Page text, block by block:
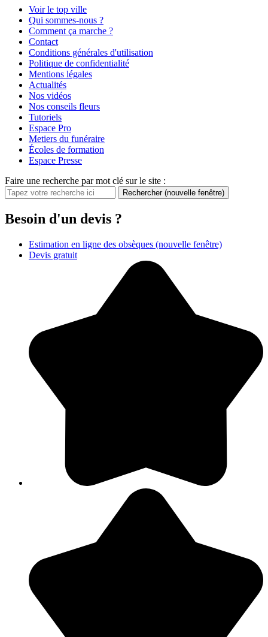
Voir le top ville
Qui sommes-nous ?
Comment ça marche ?
Contact
Conditions générales d'utilisation
Politique de confidentialité
Mentions légales
Actualités
Nos vidéos
Nos conseils fleurs
Tutoriels
Espace Pro
Metiers du funéraire
Écoles de formation
Espace Presse
Faire une recherche par mot clé sur le site :
Rechercher (nouvelle fenêtre)
Besoin d'un devis ?
Estimation en ligne des obsèques (nouvelle fenêtre)
Devis gratuit